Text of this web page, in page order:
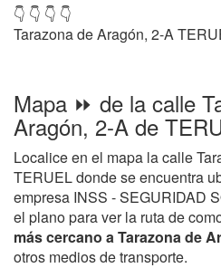
👇 👇 👇 👇
Tarazona de Aragón, 2-A
Mapa ⏩ de la calle
Aragón, 2-A de
Localice en el mapa la calle
TERUEL donde se encuentra
empresa INSS - SEGURIDAD
el plano para ver la ruta de
más cercano a Tarazona de
otros medios de transporte.